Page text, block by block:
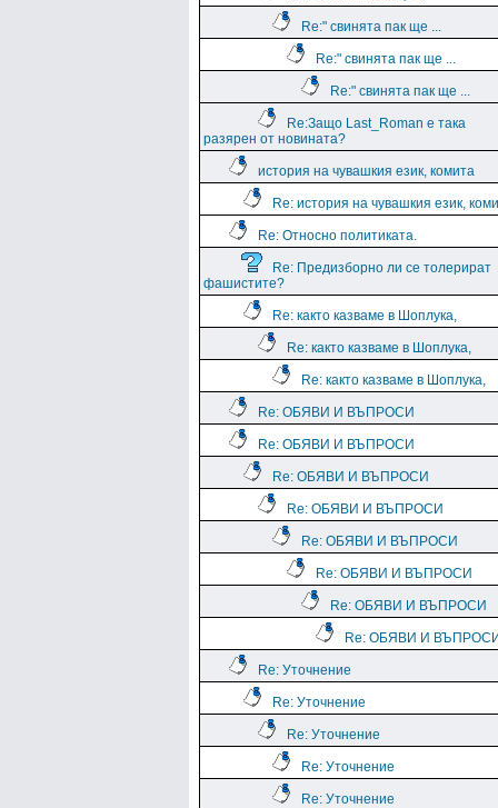
Re:" свинята пак ще ...
Re:" свинята пак ще ...
Re:" свинята пак ще ...
Re:Защо Last_Roman e така
разярен от новината?
история на чувашкия език, комита
Re: история на чувашкия език,
Re: Относно политиката.
Re: Предизборно ли се толерират
фашистите?
Re: както казваме в Шоплука,
Re: както казваме в Шоплука,
Re: както казваме в Шоплука,
Re: ОБЯВИ И ВЪПРОСИ
Re: ОБЯВИ И ВЪПРОСИ
Re: ОБЯВИ И ВЪПРОСИ
Re: ОБЯВИ И ВЪПРОСИ
Re: ОБЯВИ И ВЪПРОСИ
Re: ОБЯВИ И ВЪПРОСИ
Re: ОБЯВИ И ВЪПРОСИ
Re: ОБЯВИ И
Re: Уточнение
Re: Уточнение
Re: Уточнение
Re: Уточнение
Re: Уточнение